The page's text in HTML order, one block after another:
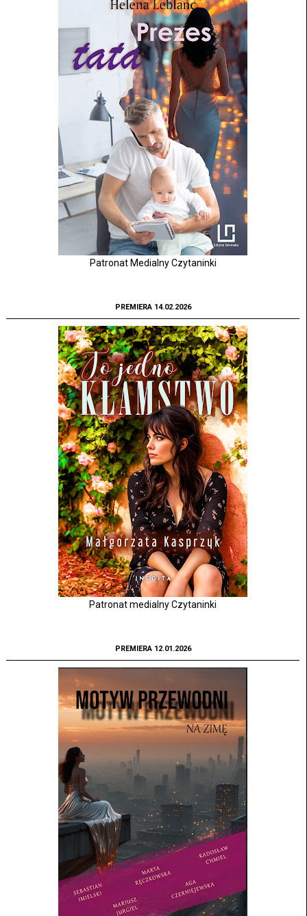
Patronat Medialny Czytaninki
PREMIERA 14.02.2026
Patronat medialny Czytaninki
PREMIERA 12.01.2026